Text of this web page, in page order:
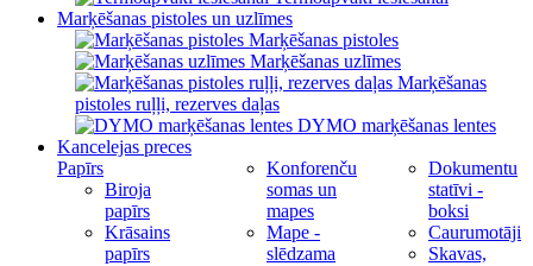
Marķēšanas pistoles un uzlīmes
Marķēšanas pistoles
Marķēšanas uzlīmes
Marķēšanas
pistoles ruļļi, rezerves daļas
DYMO marķēšanas lentes
Kancelejas preces
Papīrs
Biroja
papīrs
Krāsains
papīrs
Konforenču
somas un
mapes
Mape -
slēdzama
Dokumentu
statīvi -
boksi
Caurumotāji
Skavas,